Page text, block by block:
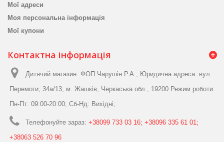
Мої адреси
Моя персональна інформація
Мої купони
Контактна інформація
Дитячий магазин. ФОП Чарушін Р.А., Юридична адреса: вул.
Перемоги, 34а/13, м. Жашків, Черкаська обл., 19200 Режим роботи:
Пн-Пт: 09:00-20:00; Сб-Нд: Вихідні;
Телефонуйте зараз: +38099 733 03 16; +38096 335 61 01;
+38063 526 70 96